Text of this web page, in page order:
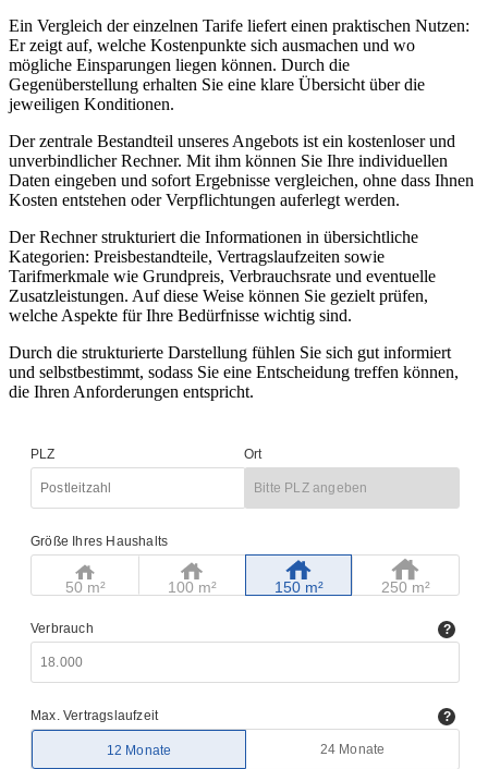
Ein Vergleich der einzelnen Tarife liefert einen praktischen Nutzen:
Er zeigt auf, welche Kostenpunkte sich ausmachen und wo
mögliche Einsparungen liegen können. Durch die
Gegenüberstellung erhalten Sie eine klare Übersicht über die
jeweiligen Konditionen.
Der zentrale Bestandteil unseres Angebots ist ein kostenloser und
unverbindlicher Rechner. Mit ihm können Sie Ihre individuellen
Daten eingeben und sofort Ergebnisse vergleichen, ohne dass Ihnen
Kosten entstehen oder Verpflichtungen auferlegt werden.
Der Rechner strukturiert die Informationen in übersichtliche
Kategorien: Preisbestandteile, Vertragslaufzeiten sowie
Tarifmerkmale wie Grundpreis, Verbrauchsrate und eventuelle
Zusatzleistungen. Auf diese Weise können Sie gezielt prüfen,
welche Aspekte für Ihre Bedürfnisse wichtig sind.
Durch die strukturierte Darstellung fühlen Sie sich gut informiert
und selbstbestimmt, sodass Sie eine Entscheidung treffen können,
die Ihren Anforderungen entspricht.